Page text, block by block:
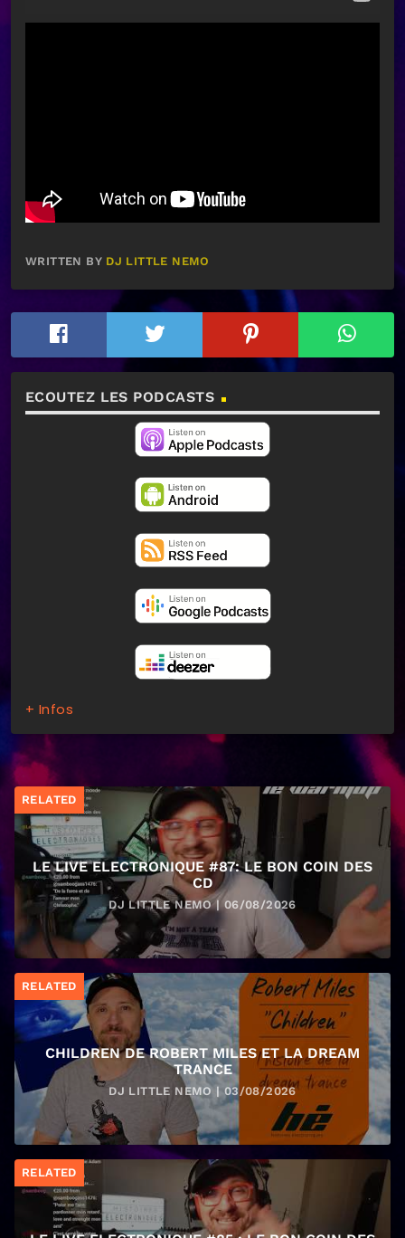
WRITTEN BY DJ LITTLE NEMO
ECOUTEZ LES PODCASTS
+ Infos
RELATED
LE LIVE ELECTRONIQUE #87: LE BON COIN DES
CD
DJ LITTLE NEMO | 06/08/2026
RELATED
CHILDREN DE ROBERT MILES ET LA DREAM
TRANCE
DJ LITTLE NEMO | 03/08/2026
RELATED